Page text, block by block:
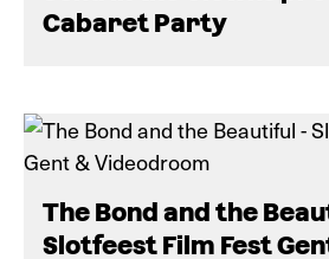
Cabaret Party
The Bond and the
Slotfeest Film Fest